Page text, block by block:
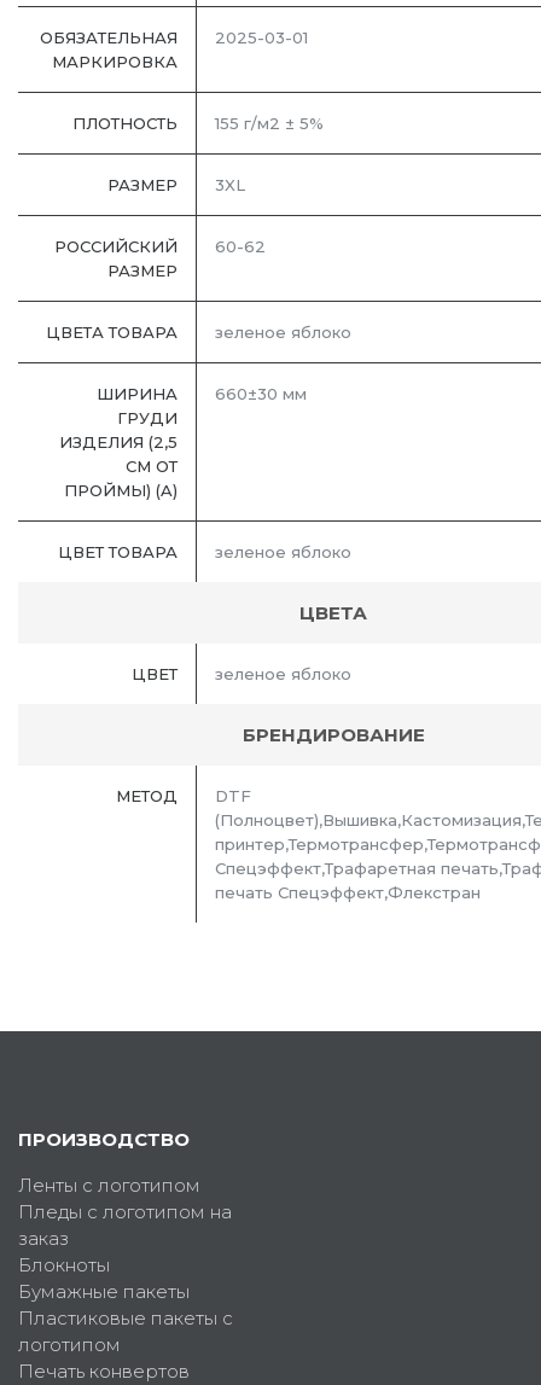
ОБЯЗАТЕЛЬНАЯ
МАРКИРОВКА
2025-03-01
ПЛОТНОСТЬ 155 г/м2 ± 5%
РАЗМЕР 3XL
РОССИЙСКИЙ
РАЗМЕР
60-62
ЦВЕТА ТОВАРА зеленое яблоко
ШИРИНА
ГРУДИ
ИЗДЕЛИЯ (2,5
СМ ОТ
ПРОЙМЫ) (A)
660±30 мм
ЦВЕТ ТОВАРА зеленое яблоко
ЦВЕТА
ЦВЕТ зеленое яблоко
БРЕНДИРОВАНИЕ
МЕТОД
DTF
Спецэффект,Трафаретная
печать Спецэффект,Флекстран
ПРОИЗВОДСТВО
Ленты с логотипом
Пледы с логотипом на
заказ
Блокноты
Бумажные пакеты
Пластиковые пакеты с
логотипом
Печать конвертов